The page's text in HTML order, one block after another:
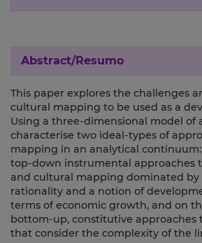
Abstract/Resumo
This paper explores the challenges
cultural mapping to be used as a
Using a three-dimensional model of
characterise two ideal-types of
mapping in an analytical
top-down instrumental approaches
and cultural mapping dominated
rationality and a notion of
terms of economic growth, and on
bottom-up, constitutive approaches
that consider the complexity of the